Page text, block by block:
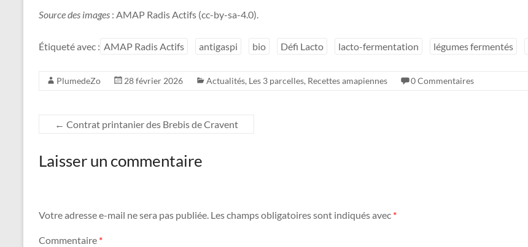
Source des images : AMAP Radis Actifs (cc-by-sa-4.0).
Étiqueté avec : AMAP Radis Actifs antigaspi bio Défi Lacto lacto-fermentation légumes fermentés
PlumedeZo 28 février 2026 Actualités, Les 3 parcelles, Recettes amapiennes 0 Commentaires
← Contrat printanier des Brebis de Cravent
Laisser un commentaire
Votre adresse e-mail ne sera pas publiée. Les champs obligatoires sont indiqués avec *
Commentaire *